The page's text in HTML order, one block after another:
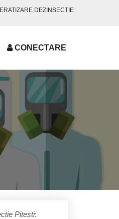
DEZINSECTIE
CONECTARE
Pitesti: